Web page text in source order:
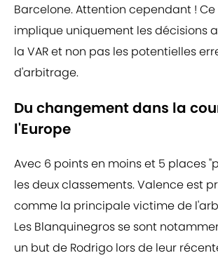
Barcelone. Attention cependant !
implique uniquement les décisions
la VAR et non pas les potentielles
d'arbitrage.
Du changement dans la
l'Europe
Avec 6 points en moins et 5 places
les deux classements. Valence est
comme la principale victime de
Les Blanquinegros se sont
un but de Rodrigo lors de leur